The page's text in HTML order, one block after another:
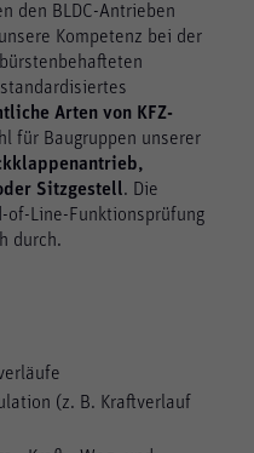
den BLDC-Antrieben
Kompetenz bei der
Arten von KFZ-
für Baugruppen unserer
Sitzgestell. Die
of-Line-Funktionsprüfung
durch.
(z. B. Kraftverlauf